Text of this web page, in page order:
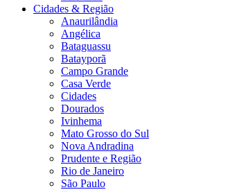
Cidades & Região
Anaurilândia
Angélica
Bataguassu
Batayporã
Campo Grande
Casa Verde
Cidades
Dourados
Ivinhema
Mato Grosso do Sul
Nova Andradina
Prudente e Região
Rio de Janeiro
São Paulo